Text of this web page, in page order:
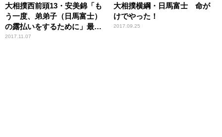
大相撲西前頭13・安美錦「も
う一度、弟弟子（日馬富士）
の露払いをするために」最年
長幕内復帰
2017.11.07
大相撲横綱・日馬富士 命が
けでやった！
2017.09.25